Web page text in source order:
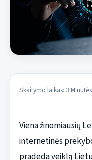
Skaitymo laikas: 3 Minutės
Viena žinomiausių
internetinės
pradeda veiklą